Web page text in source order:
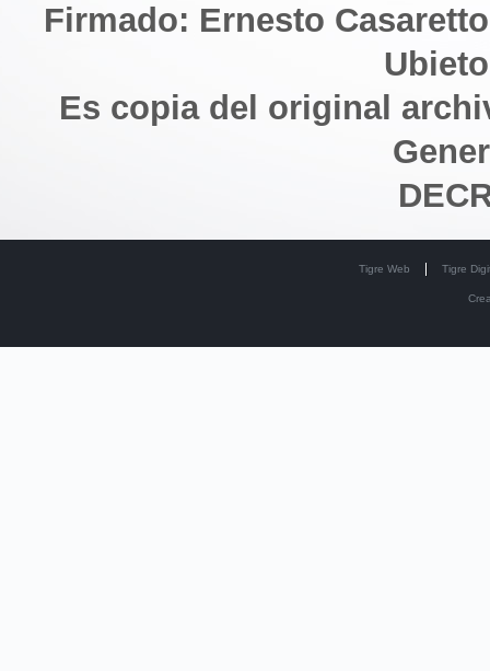
Firmado: Ernesto
Es copia del original
Tigre Web Tigre